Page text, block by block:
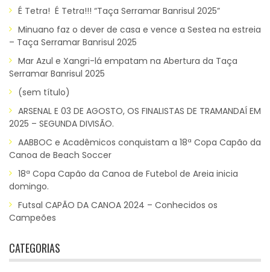
É Tetra! É Tetra!!! “Taça Serramar Banrisul 2025”
Minuano faz o dever de casa e vence a Sestea na estreia
– Taça Serramar Banrisul 2025
Mar Azul e Xangri-lá empatam na Abertura da Taça
Serramar Banrisul 2025
(sem título)
ARSENAL E 03 DE AGOSTO, OS FINALISTAS DE TRAMANDAÍ EM
2025 – SEGUNDA DIVISÃO.
AABBOC e Acadêmicos conquistam a 18ª Copa Capão da
Canoa de Beach Soccer
18ª Copa Capão da Canoa de Futebol de Areia inicia
domingo.
Futsal CAPÃO DA CANOA 2024 – Conhecidos os
Campeões
CATEGORIAS